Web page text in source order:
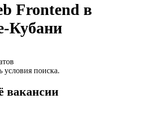
Frontend в
Кубани
условия поиска.
вакансии